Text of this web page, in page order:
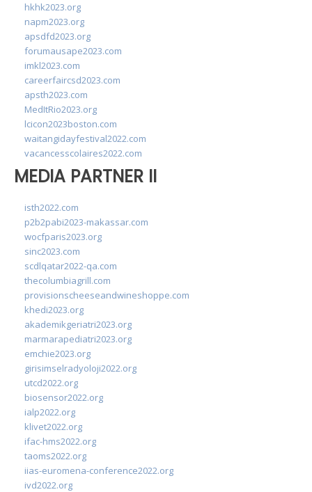
hkhk2023.org
napm2023.org
apsdfd2023.org
forumausape2023.com
imkl2023.com
careerfaircsd2023.com
apsth2023.com
MedItRio2023.org
lcicon2023boston.com
waitangidayfestival2022.com
vacancesscolaires2022.com
MEDIA PARTNER II
isth2022.com
p2b2pabi2023-makassar.com
wocfparis2023.org
sinc2023.com
scdlqatar2022-qa.com
thecolumbiagrill.com
provisionscheeseandwineshoppe.com
khedi2023.org
akademikgeriatri2023.org
marmarapediatri2023.org
emchie2023.org
girisimselradyoloji2022.org
utcd2022.org
biosensor2022.org
ialp2022.org
klivet2022.org
ifac-hms2022.org
taoms2022.org
iias-euromena-conference2022.org
ivd2022.org